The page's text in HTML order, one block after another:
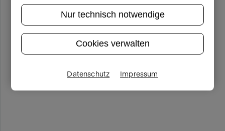
Nur technisch notwendige
Cookies verwalten
Datenschutz Impressum